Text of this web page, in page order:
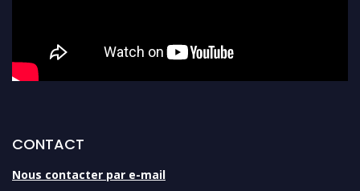
CONTACT
Nous contacter par e-mail